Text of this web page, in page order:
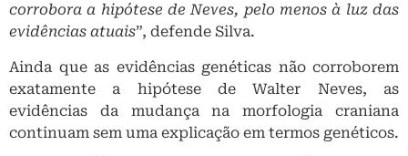
corrobora a hipótese de Neves, pelo menos à luz das
evidências atuais”, defende Silva.
Ainda que as evidências genéticas não corroborem
exatamente a hipótese de Walter Neves, as
evidências da mudança na morfologia craniana
continuam sem uma explicação em termos genéticos.